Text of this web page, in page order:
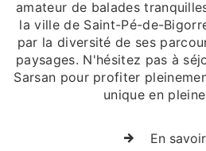
amateur de balades
la ville de Saint-Pé-de-
par la diversité de ses
paysages. N'hésitez pas à
Sarsan pour profiter
unique en
En